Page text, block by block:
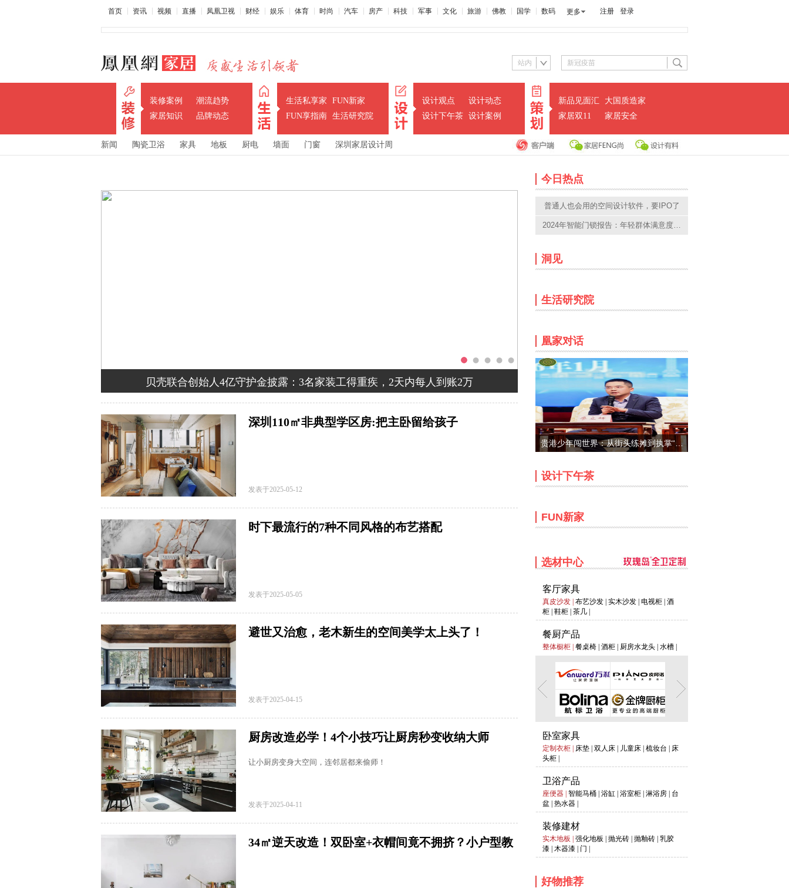
首页 资讯 视频 直播 凤凰卫视 财经 娱乐 体育 时尚 汽车 房产 科技 军事 文化 旅游 佛教 国学 数码 更多 注册 登录
站内
装修案例
潮流趋势
家居知识
品牌动态
生活私享家
FUN新家
FUN享指南 生活研究院
设计观点
设计动态
设计下午茶 设计案例
新品见面汇
大国质造家
家居双11
家居安全
新闻 陶瓷卫浴 家具 地板 厨电 墙面 门窗 深圳家居设计周
贝壳联合创始人4亿守护金披露：3名家装工得重疾，2天内每人到账2万 南京75㎡极品学区房：走路上学闹中取静
深圳110㎡非典型学区房:把主卧留给孩子
发表于2025-05-12
时下最流行的7种不同风格的布艺搭配
发表于2025-05-05
避世又治愈，老木新生的空间美学太上头了！
发表于2025-04-15
厨房改造必学！4个小技巧让厨房秒变收纳大师
让小厨房变身大空间，连邻居都来偷师！
发表于2025-04-11
34㎡逆天改造！双卧室+衣帽间竟不拥挤？小户型教
今日热点
普通人也会用的空间设计软件，要IPO了
2024年智能门锁报告：年轻群体满意度过
洞见
生活研究院
凰家对话
贵港少年闯世界：从街头练摊到执掌“立
设计下午茶
FUN新家
选材中心
客厅家具
真皮沙发 布艺沙发 实木沙发 电视柜 酒
柜 鞋柜 茶几
餐厨产品
整体橱柜 餐桌椅 酒柜 厨房水龙头 水槽
卧室家具
定制衣柜 床垫 双人床 儿童床 梳妆台
床
头柜
卫浴产品
座便器 智能马桶 浴缸 浴室柜 淋浴房
台
盆 热水器
装修建材
实木地板 强化地板 抛光砖 抛釉砖 乳胶
漆 木器漆 门
好物推荐